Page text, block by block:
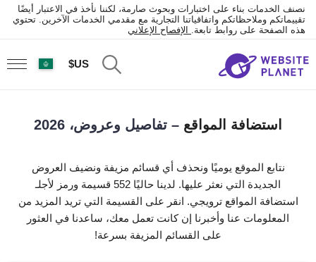
نصنف الخدمات بناء على اختبارات وبحوث صارمة، لكننا نأخذ في الاعتبار أيضًا
تقييماتكم وملاحظاتكم واتفاقياتنا التجارية مع مقدمي الخدمات الآخرين. تحتوي
هذه الصفحة على روابط تابعة. الإفصاح الإعلاني
US$
استضافة المواقع – تفاصيل وعروض، 2026
نتابع الموقع يوميًا ونحذف أي قسائم مزيفة ونضيف العروض
الجديدة التي نعثر عليها. لدينا حاليًا 552 قسيمة ورمز لأجلـ
استضافة المواقع ترويجي. انقر على القسيمة التي تريد المزيد من
المعلومات عنا وأخبرنا إن كانت تعمل معك، ساعدنا في العثور
على القسائم المزيفة بسرعة!